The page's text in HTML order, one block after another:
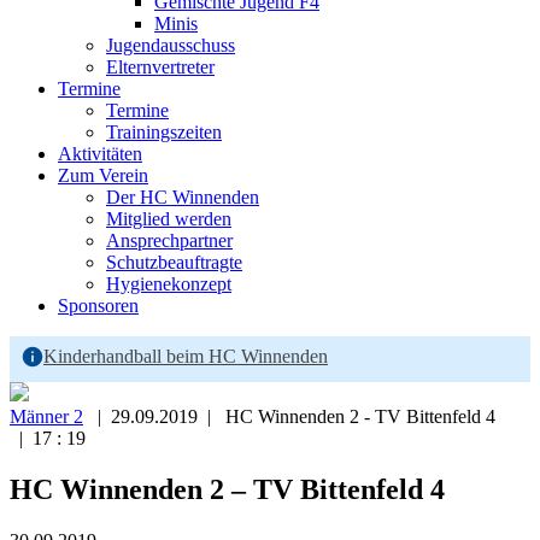
Minis
Jugendausschuss
Elternvertreter
Termine
Termine
Trainingszeiten
Aktivitäten
Zum Verein
Der HC Winnenden
Mitglied werden
Ansprechpartner
Schutzbeauftragte
Hygienekonzept
Sponsoren
Kinderhandball beim HC Winnenden
Männer 2
| 29.09.2019 | HC Winnenden 2 - TV Bittenfeld 4
| 17 : 19
HC Winnenden 2 – TV Bittenfeld 4